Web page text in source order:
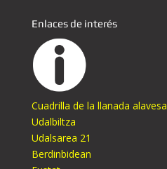
Enlaces de interés
Cuadrilla de la llanada alavesa
Udalbiltza
Udalsarea 21
Berdinbidean